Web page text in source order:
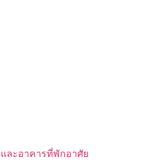
ละอาคารที่พักอาศัย